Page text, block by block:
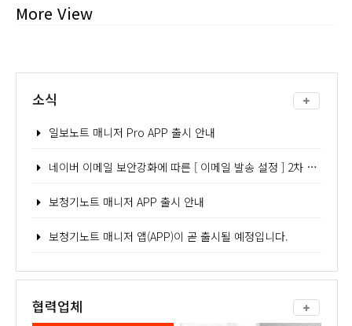
More View
소식
일보노트 매니저 Pro APP 출시 안내
네이버 이메일 보안강화에 따른 [ 이메일 발송 설정 ] 2차 인증 - 어플리케이션 비밀번호 발급 방법 안내
보청기노트 매니저 APP 출시 안내
보청기노트 매니저 앱(APP)이 곧 출시될 예정입니다.
협력업체